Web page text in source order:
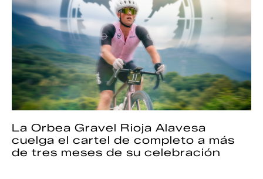
La Orbea Gravel Rioja Alavesa
cuelga el cartel de completo a más
de tres meses de su celebración